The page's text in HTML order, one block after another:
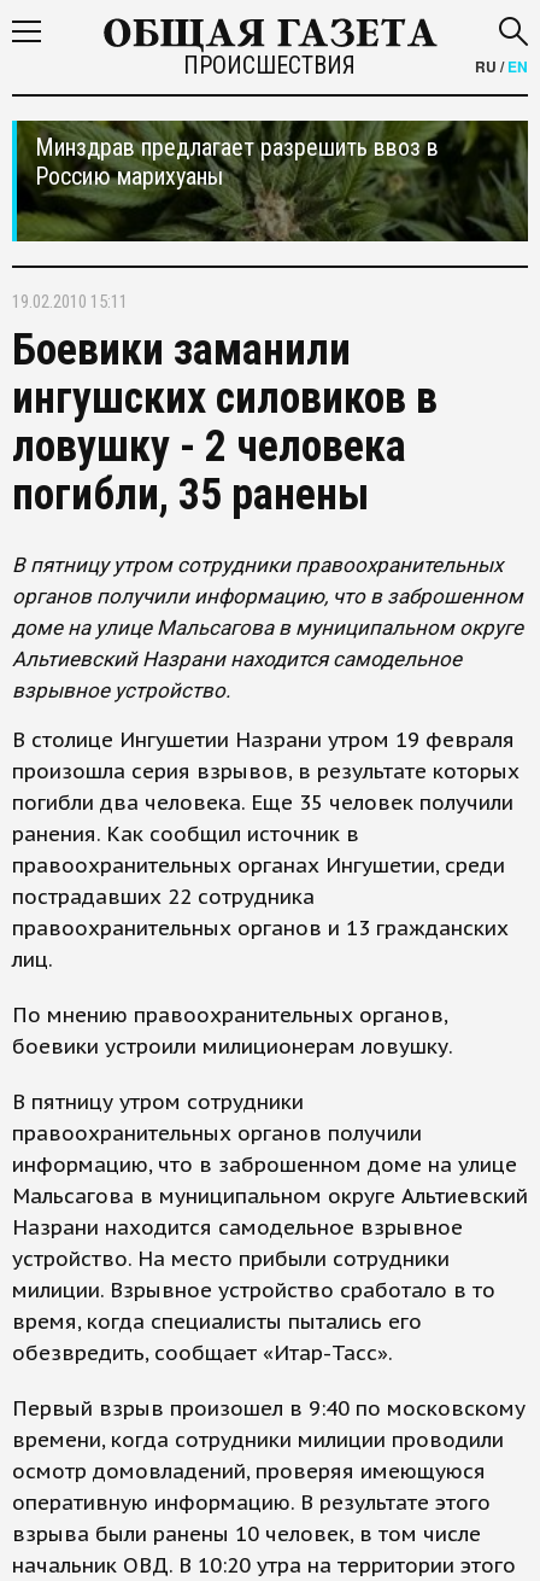
ПРОИСШЕСТВИЯ RU /EN
Минздрав предлагает разрешить ввоз в
Россию марихуаны
19.02.2010 15:11
Боевики заманили
ингушских силовиков в
ловушку - 2 человека
погибли, 35 ранены
В пятницу утром сотрудники правоохранительных
органов получили информацию, что в заброшенном
доме на улице Мальсагова в муниципальном округе
Альтиевский Назрани находится самодельное
взрывное устройство.
В столице Ингушетии Назрани утром 19 февраля
произошла серия взрывов, в результате которых
погибли два человека. Еще 35 человек получили
ранения. Как сообщил источник в
правоохранительных органах Ингушетии, среди
пострадавших 22 сотрудника
правоохранительных органов и 13 гражданских
лиц.
По мнению правоохранительных органов,
боевики устроили милиционерам ловушку.
В пятницу утром сотрудники
правоохранительных органов получили
информацию, что в заброшенном доме на улице
Мальсагова в муниципальном округе Альтиевский
Назрани находится самодельное взрывное
устройство. На место прибыли сотрудники
милиции. Взрывное устройство сработало в то
время, когда специалисты пытались его
обезвредить, сообщает «Итар-Тасс».
Первый взрыв произошел в 9:40 по московскому
времени, когда сотрудники милиции проводили
осмотр домовладений, проверяя имеющуюся
оперативную информацию. В результате этого
взрыва были ранены 10 человек, в том числе
начальник ОВД. В 10:20 утра на территории этого